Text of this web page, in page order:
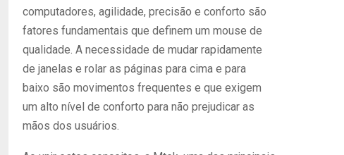
computadores, agilidade, precisão e conforto são
fatores fundamentais que definem um mouse de
qualidade. A necessidade de mudar rapidamente
de janelas e rolar as páginas para cima e para
baixo são movimentos frequentes e que exigem
um alto nível de conforto para não prejudicar as
mãos dos usuários.